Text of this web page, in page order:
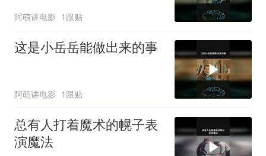
阿萌讲电影 1跟贴
这是小岳岳能做出来的事
阿萌讲电影 1跟贴
总有人打着魔术的幌子表
演魔法